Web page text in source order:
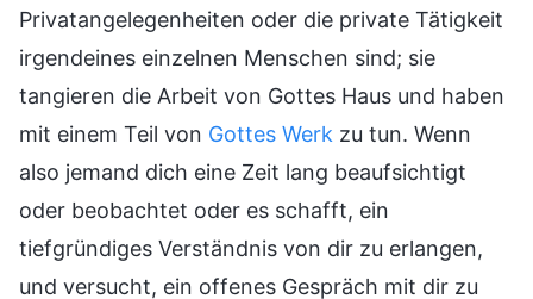
Privatangelegenheiten oder die private Tätigkeit
irgendeines einzelnen Menschen sind; sie
tangieren die Arbeit von Gottes Haus und haben
mit einem Teil von Gottes Werk zu tun. Wenn
also jemand dich eine Zeit lang beaufsichtigt
oder beobachtet oder es schafft, ein
tiefgründiges Verständnis von dir zu erlangen,
und versucht, ein offenes Gespräch mit dir zu